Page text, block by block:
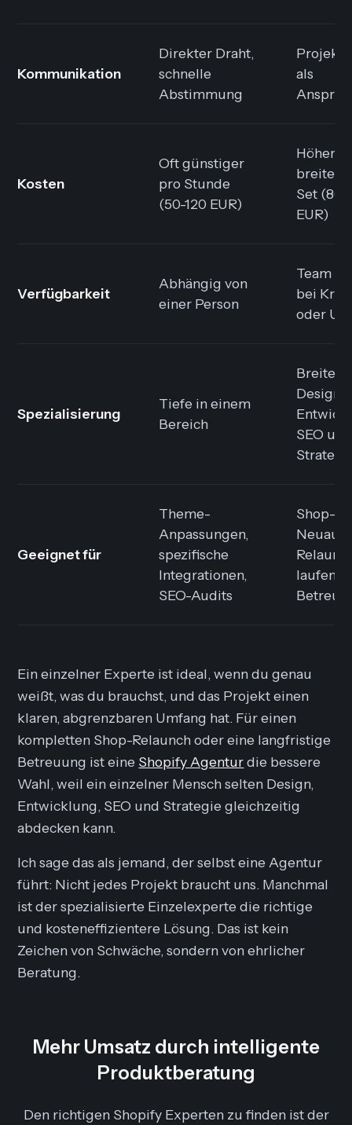
Kommunikation
Direkter Draht,
schnelle
Abstimmung
als
Kosten
Oft günstiger
pro Stunde
(50-120 EUR)
Höher,
Set (80-
EUR)
Verfügbarkeit
Abhängig von
einer Person
Team
bei
oder
Spezialisierung
Tiefe in einem
Bereich
Breite
Design,
SEO und
Geeignet für
Theme-
Anpassungen,
spezifische
Integrationen,
SEO-Audits
Shop-
Ein einzelner Experte ist ideal, wenn du genau
weißt, was du brauchst, und das Projekt einen
klaren, abgrenzbaren Umfang hat. Für einen
kompletten Shop-Relaunch oder eine langfristige
Betreuung ist eine Shopify Agenturdie bessere
Wahl, weil ein einzelner Mensch selten Design,
Entwicklung, SEO und Strategie gleichzeitig
abdecken kann.
Ich sage das als jemand, der selbst eine Agentur
führt: Nicht jedes Projekt braucht uns. Manchmal
ist der spezialisierte Einzelexperte die richtige
und kosteneffizientere Lösung. Das ist kein
Zeichen von Schwäche, sondern von ehrlicher
Beratung.
Mehr Umsatz durch intelligente
Produktberatung
Den richtigen Shopify Experten zu finden ist der